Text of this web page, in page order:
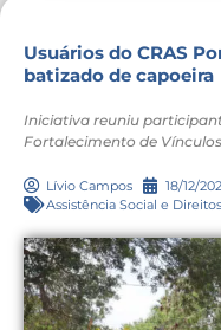
Usuários do CRAS
batizado de capoeira
Iniciativa reuniu
Fortalecimento de Vínculos
Lívio Campos 18/12/
Assistência Social e